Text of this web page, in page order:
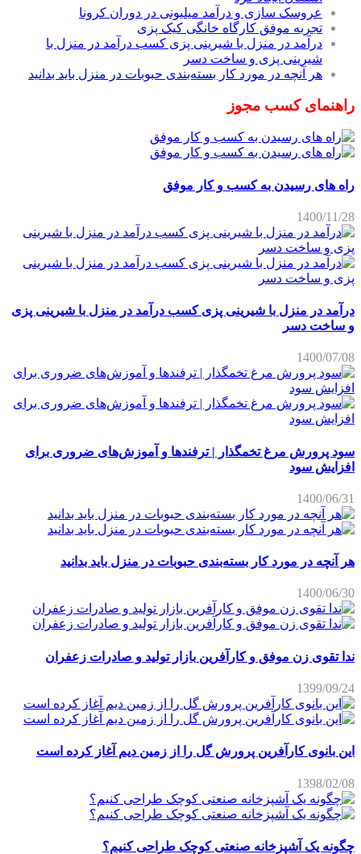
راهنمای کسب مجوز
درآمد در منزل با شیرینی پزی کسب درآمد در منزل با شیرینی پزی
و ساخت دسر
1400/07/08
سود پرورش مرغ تخمگذار | ترفندها و آموزش‌های ضروری برای
افزایش سود
1400/06/31
هر آنچه در مورد کار بسته‌بندی حبوبات در منزل باید بدانید
1400/06/30
ندا تقوی زن موفق و کارآفرین بازار تولید و صادرات زعفران
1399/09/24
این بانوی کارآفرین پرورش گل را از زمین دیم آغاز کرده است
1398/02/08
چگونه یک آشپزخانه صنعتی کوچک طراحی کنیم؟
1397/10/10
آشنایی با نحوه راه اندازی نانوایی